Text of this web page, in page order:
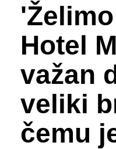
Hotel
važan
veliki
čemu